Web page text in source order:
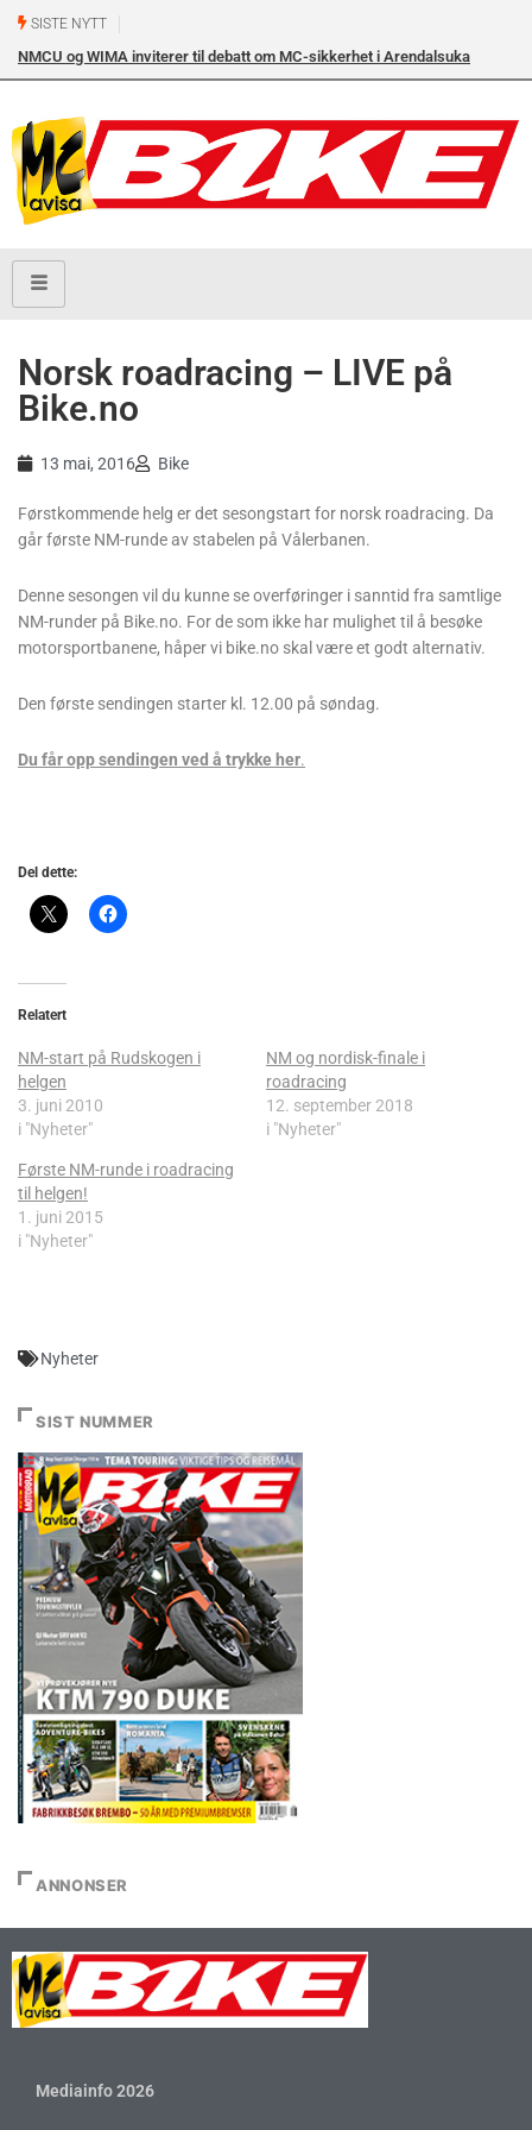
SISTE NYTT
NMCU og WIMA inviterer til debatt om MC-sikkerhet i Arendalsuka
Norsk roadracing – LIVE på
Bike.no
13 mai, 2016 Bike
Førstkommende helg er det sesongstart for norsk roadracing. Da
går første NM-runde av stabelen på Vålerbanen.
Denne sesongen vil du kunne se overføringer i sanntid fra samtlige
NM-runder på Bike.no. For de som ikke har mulighet til å besøke
motorsportbanene, håper vi bike.no skal være et godt alternativ.
Den første sendingen starter kl. 12.00 på søndag.
Du får opp sendingen ved å trykke her.
Del dette:
Relatert
NM-start på Rudskogen i
helgen
3. juni 2010
i "Nyheter"
NM og nordisk-finale i
roadracing
12. september 2018
i "Nyheter"
Første NM-runde i roadracing
til helgen!
1. juni 2015
i "Nyheter"
Nyheter
SIST NUMMER
ANNONSER
Mediainfo 2026